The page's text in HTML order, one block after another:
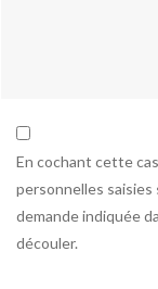
En cochant cette
personnelles
demande indiquée
découler.